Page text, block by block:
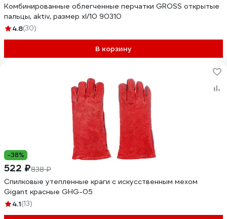
Комбинированные облегченные перчатки GROSS открытые
пальцы, aktiv, размер xl/10 90310
4.8(30)
В корзину
-38%
522 ₽838 ₽
Спилковые утепленные краги с искусственным мехом
Gigant красные GHG-05
4.1(13)